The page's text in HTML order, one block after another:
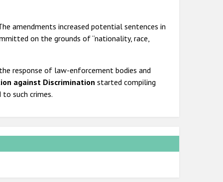
amendments increased potential sentences in
on the grounds of “nationality, race,
response of law-enforcement bodies and
against Discrimination started compiling
such crimes.